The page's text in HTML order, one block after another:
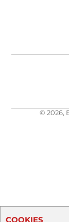
© 2026,
COOKIES